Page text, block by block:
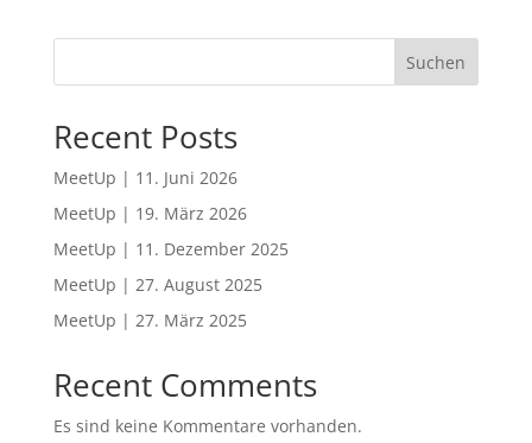
Suchen
Recent Posts
MeetUp | 11. Juni 2026
MeetUp | 19. März 2026
MeetUp | 11. Dezember 2025
MeetUp | 27. August 2025
MeetUp | 27. März 2025
Recent Comments
Es sind keine Kommentare vorhanden.